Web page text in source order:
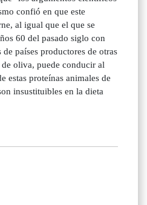
confió en que este
al igual que el que se
60 del pasado siglo con
países productores de otras
de oliva, puede conducir al
estas proteínas animales de
insustituibles en la dieta